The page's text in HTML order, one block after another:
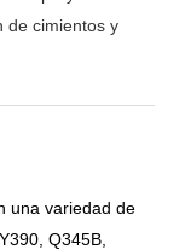
de cimientos y
una variedad de
Q345B,